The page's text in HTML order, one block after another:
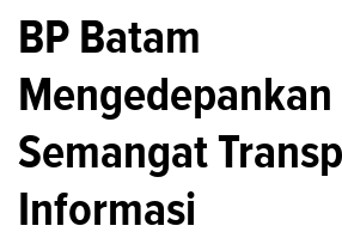
BP Batam
Mengedepankan
Semangat
Informasi